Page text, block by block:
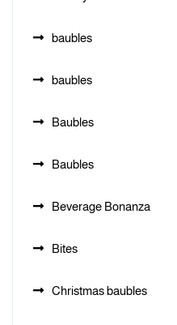
baubles
baubles
Baubles
Baubles
Beverage Bonanza
Bites
Christmas baubles